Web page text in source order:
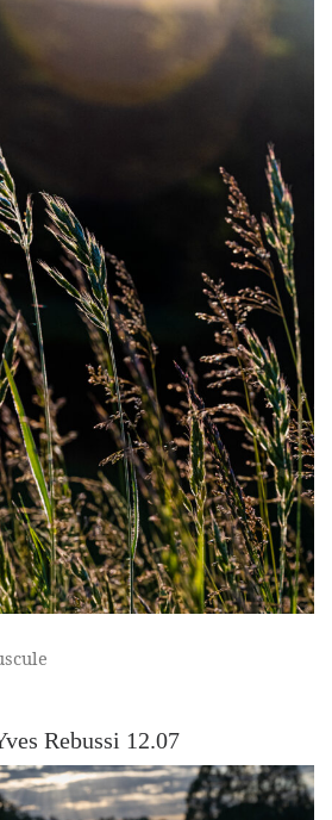
Rebussi 12.07